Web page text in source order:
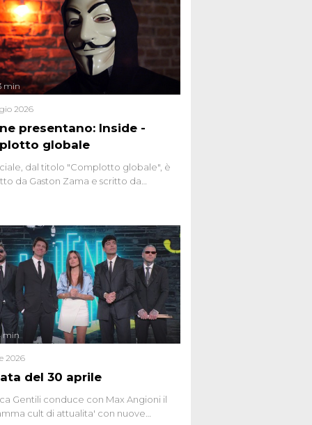
presentano: Inside -
globale
min
2026
dal titolo "Complotto globale", è
da Gaston Zama e scritto da
dei sospetti globali e del
che negli ultimi anni hanno
network, talk show, piazze digitali
collettivo.
del 30 aprile
min
2026
Gentili conduce con Max Angioni il
cult di attualita' con nuove